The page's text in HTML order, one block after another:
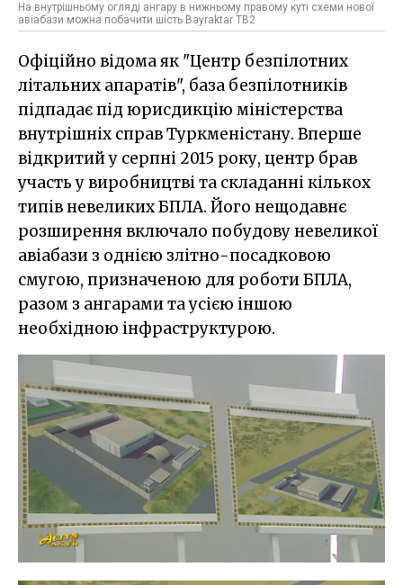
На внутрішньому огляді ангару в нижньому правому куті схеми нової
авіабази можна побачити шість Bayraktar TB2
Офіційно відома як "Центр безпілотних
літальних апаратів", база безпілотників
підпадає під юрисдикцію міністерства
внутрішніх справ Туркменістану. Вперше
відкритий у серпні 2015 року, центр брав
участь у виробництві та складанні кількох
типів невеликих БПЛА. Його нещодавнє
розширення включало побудову невеликої
авіабази з однією злітно-посадковою
смугою, призначеною для роботи БПЛА,
разом з ангарами та усією іншою
необхідною інфраструктурою.